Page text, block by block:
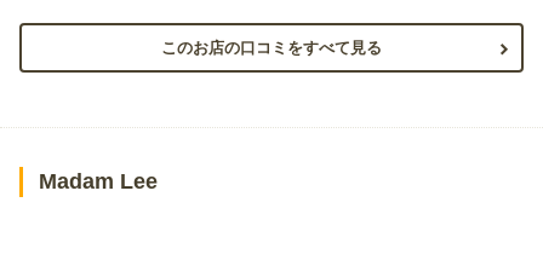
このお店の口コミをすべて見る
Madam Lee